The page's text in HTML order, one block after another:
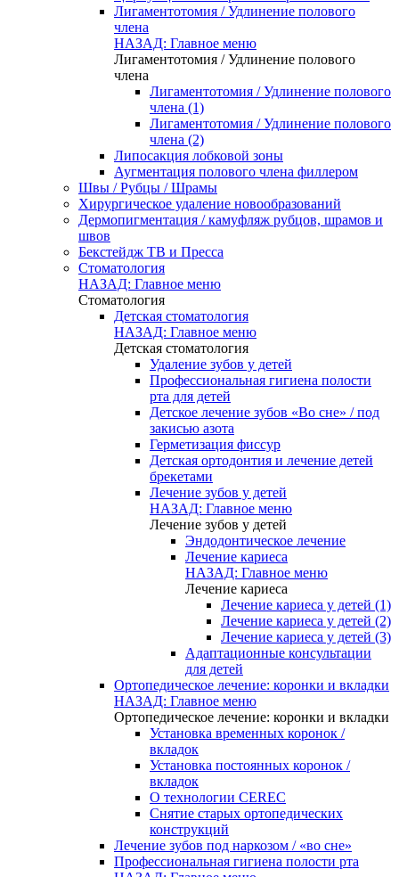
Лигаментотомия / Удлинение полового
члена
НАЗАД: Главное меню
Лигаментотомия / Удлинение полового
члена
Лигаментотомия / Удлинение полового
члена (1)
Лигаментотомия / Удлинение полового
члена (2)
Липосакция лобковой зоны
Аугментация полового члена филлером
Швы / Рубцы / Шрамы
Хирургическое удаление новообразований
Дермопигментация / камуфляж рубцов, шрамов и
швов
Бекстейдж ТВ и Пресса
Стоматология
НАЗАД: Главное меню
Стоматология
Детская стоматология
НАЗАД: Главное меню
Детская стоматология
Удаление зубов у детей
Профессиональная гигиена полости
рта для детей
Детское лечение зубов «Во сне» / под
закисью азота
Герметизация фиссур
Детская ортодонтия и лечение детей
брекетами
Лечение зубов у детей
НАЗАД: Главное меню
Лечение зубов у детей
Эндодонтическое лечение
Лечение кариеса
НАЗАД: Главное меню
Лечение кариеса
Лечение кариеса у детей (1)
Лечение кариеса у детей (2)
Лечение кариеса у детей (3)
Адаптационные консультации
для детей
Ортопедическое лечение: коронки и вкладки
НАЗАД: Главное меню
Ортопедическое лечение: коронки и вкладки
Установка временных коронок /
вкладок
Установка постоянных коронок /
вкладок
О технологии CEREC
Снятие старых ортопедических
конструкций
Лечение зубов под наркозом / «во сне»
Профессиональная гигиена полости рта